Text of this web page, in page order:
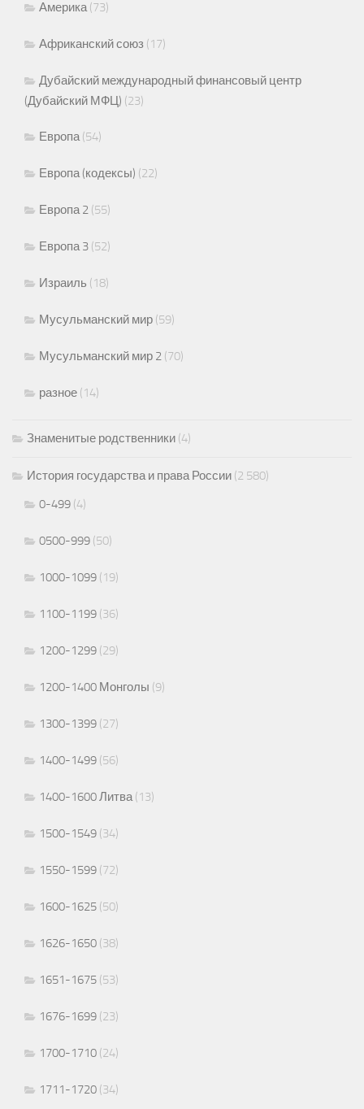
Америка(73)
Африканский союз (17)
Дубайский международный финансовый центр
(Дубайский МФЦ) (23)
Европа(54)
Европа (кодексы) (22)
Европа 2 (55)
Европа 3 (52)
Израиль (18)
Мусульманский мир (59)
Мусульманский мир 2 (70)
разное (14)
Знаменитые родственники (4)
История государства и права России (2 580)
0-499 (4)
0500-999 (50)
1000-1099 (19)
1100-1199 (36)
1200-1299 (29)
1200-1400 Монголы (9)
1300-1399 (27)
1400-1499 (56)
1400-1600 Литва(13)
1500-1549 (34)
1550-1599 (72)
1600-1625 (50)
1626-1650 (38)
1651-1675 (53)
1676-1699 (23)
1700-1710 (24)
1711-1720 (34)